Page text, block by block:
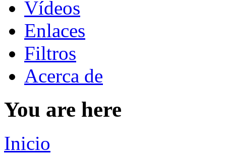
Vídeos
Enlaces
Filtros
Acerca de
You are here
Inicio